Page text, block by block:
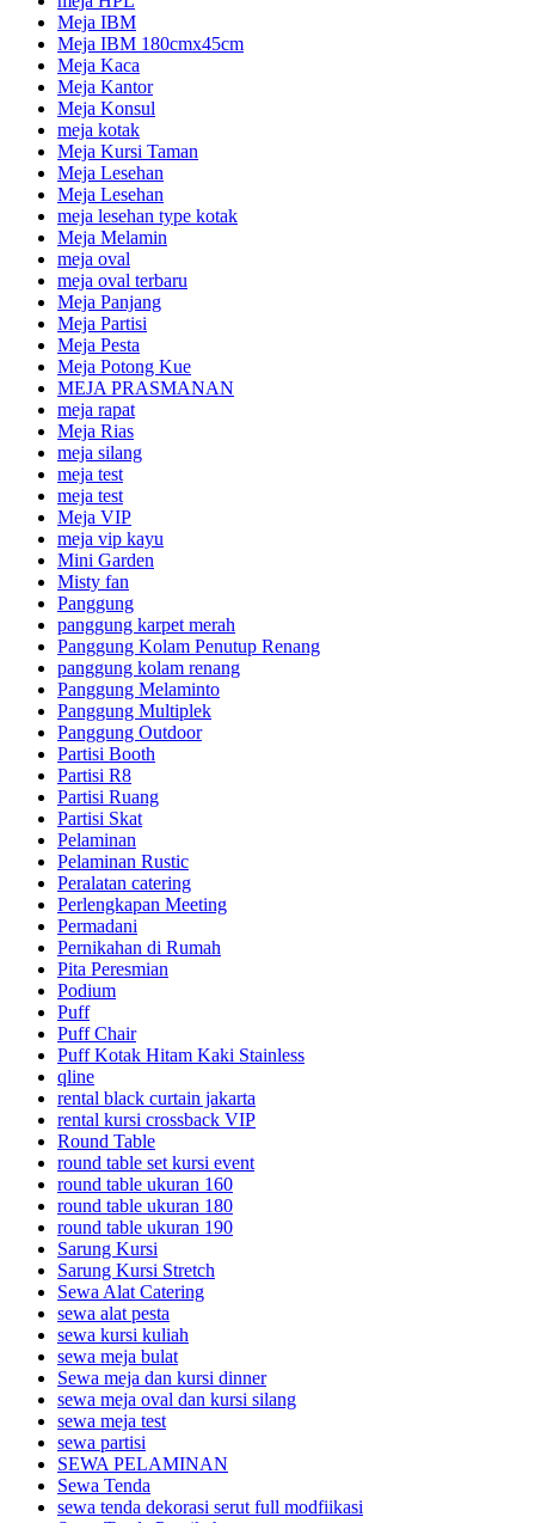
Meja IBM
Meja IBM 180cmx45cm
Meja Kaca
Meja Kantor
Meja Konsul
meja kotak
Meja Kursi Taman
Meja Lesehan
Meja Lesehan
meja lesehan type kotak
Meja Melamin
meja oval
meja oval terbaru
Meja Panjang
Meja Partisi
Meja Pesta
Meja Potong Kue
MEJA PRASMANAN
meja rapat
Meja Rias
meja silang
meja test
meja test
Meja VIP
meja vip kayu
Mini Garden
Misty fan
Panggung
panggung karpet merah
Panggung Kolam Penutup Renang
panggung kolam renang
Panggung Melaminto
Panggung Multiplek
Panggung Outdoor
Partisi Booth
Partisi R8
Partisi Ruang
Partisi Skat
Pelaminan
Pelaminan Rustic
Peralatan catering
Perlengkapan Meeting
Permadani
Pernikahan di Rumah
Pita Peresmian
Podium
Puff
Puff Chair
Puff Kotak Hitam Kaki Stainless
qline
rental black curtain jakarta
rental kursi crossback VIP
Round Table
round table set kursi event
round table ukuran 160
round table ukuran 180
round table ukuran 190
Sarung Kursi
Sarung Kursi Stretch
Sewa Alat Catering
sewa alat pesta
sewa kursi kuliah
sewa meja bulat
Sewa meja dan kursi dinner
sewa meja oval dan kursi silang
sewa meja test
sewa partisi
SEWA PELAMINAN
Sewa Tenda
sewa tenda dekorasi serut full modfiikasi